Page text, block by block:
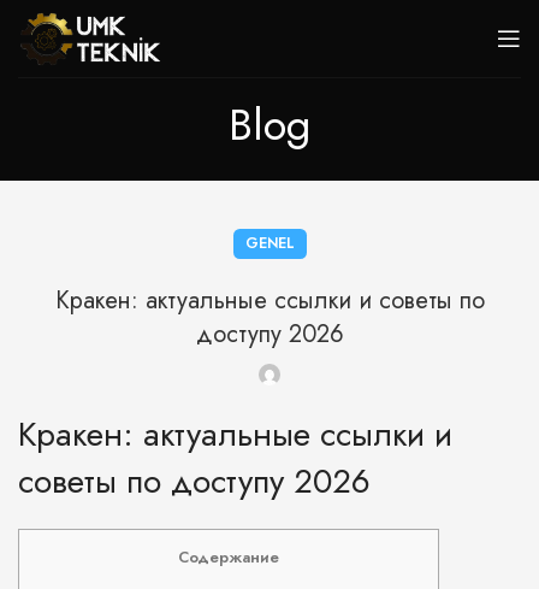
Blog
GENEL
Кракен: актуальные ссылки и советы по
доступу 2026
Кракен: актуальные ссылки и
советы по доступу 2026
Содержание